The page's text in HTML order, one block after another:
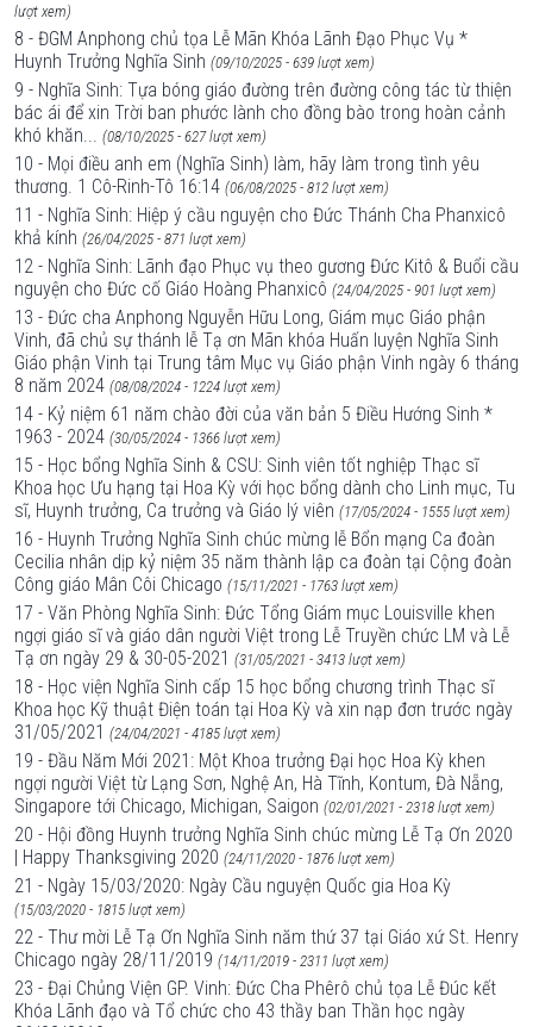
lượt xem)
8 - ĐGM Anphong chủ tọa Lễ Mãn Khóa Lãnh Đạo Phục Vụ *
Huynh Trưởng Nghĩa Sinh (09/10/2025 - 639 lượt xem)
9 - Nghĩa Sinh: Tựa bóng giáo đường trên đường công tác từ thiện
bác ái để xin Trời ban phước lành cho đồng bào trong hoàn cảnh
khó khăn...
(08/10/2025 - 627 lượt xem)
10 - Mọi điều anh em (Nghĩa Sinh) làm, hãy làm trong tình yêu
thương. 1 Cô-Rinh-Tô 16:14 (06/08/2025 - 812 lượt xem)
11 - Nghĩa Sinh: Hiệp ý cầu nguyện cho Đức Thánh Cha Phanxicô
khả kính (26/04/2025 - 871 lượt xem)
12 - Nghĩa Sinh: Lãnh đạo Phục vụ theo gương Đức Kitô & Buổi cầu
nguyện cho Đức cố Giáo Hoàng Phanxicô (24/04/2025 - 901 lượt xem)
13 - Đức cha Anphong Nguyễn Hữu Long, Giám mục Giáo phận
Vinh, đã chủ sự thánh lễ Tạ ơn Mãn khóa Huấn luyện Nghĩa Sinh
Giáo phận Vinh tại Trung tâm Mục vụ Giáo phận Vinh ngày 6 tháng
8 năm 2024 (08/08/2024 - 1224 lượt xem)
14 - Kỷ niệm 61 năm chào đời của văn bản 5 Điều Hướng Sinh *
1963 - 2024 (30/05/2024 - 1366 lượt xem)
15 - Học bổng Nghĩa Sinh & CSU: Sinh viên tốt nghiệp Thạc sĩ
Khoa học Ưu hạng tại Hoa Kỳ với học bổng dành cho Linh mục, Tu
sĩ, Huynh trưởng, Ca trưởng và Giáo lý viên (17/05/2024 - 1555 lượt xem)
16 - Huynh Trưởng Nghĩa Sinh chúc mừng lễ Bổn mạng Ca đoàn
Cecilia nhân dịp kỷ niệm 35 năm thành lập ca đoàn tại Cộng đoàn
Công giáo Mân Côi Chicago (15/11/2021 - 1763 lượt xem)
17 - Văn Phòng Nghĩa Sinh: Đức Tổng Giám mục Louisville khen
ngợi giáo sĩ và giáo dân người Việt trong Lễ Truyền chức LM và Lễ
Tạ ơn ngày 29 & 30-05-2021 (31/05/2021 - 3413 lượt xem)
18 - Học viện Nghĩa Sinh cấp 15 học bổng chương trình Thạc sĩ
Khoa học Kỹ thuật Điện toán tại Hoa Kỳ và xin nạp đơn trước ngày
31/05/2021 (24/04/2021 - 4185 lượt xem)
19 - Đầu Năm Mới 2021: Một Khoa trưởng Đại học Hoa Kỳ khen
ngợi người Việt từ Lạng Sơn, Nghệ An, Hà Tĩnh, Kontum, Đà Nẵng,
Singapore tới Chicago, Michigan, Saigon (02/01/2021 - 2318 lượt xem)
20 - Hội đồng Huynh trưởng Nghĩa Sinh chúc mừng Lễ Tạ Ơn 2020
| Happy Thanksgiving 2020 (24/11/2020 - 1876 lượt xem)
21 - Ngày 15/03/2020: Ngày Cầu nguyện Quốc gia Hoa Kỳ
(15/03/2020 - 1815 lượt xem)
22 - Thư mời Lễ Tạ Ơn Nghĩa Sinh năm thứ 37 tại Giáo xứ St. Henry
Chicago ngày 28/11/2019 (14/11/2019 - 2311 lượt xem)
23 - Đại Chủng Viện GP. Vinh: Đức Cha Phêrô chủ tọa Lễ Đúc kết
Khóa Lãnh đạo và Tổ chức cho 43 thầy ban Thần học ngày